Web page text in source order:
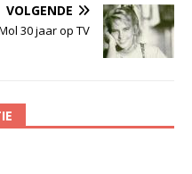
VOLGENDE
30 jaar op TV